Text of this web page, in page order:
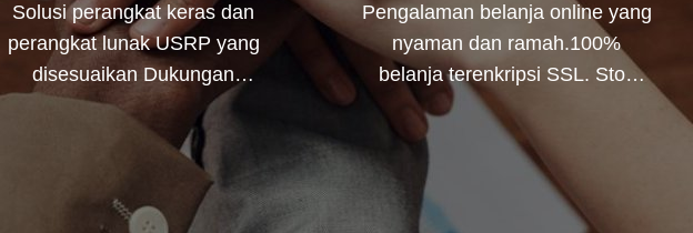
Solusi perangkat keras dan
perangkat lunak USRP yang
disesuaikan Dukungan
manajemen proyek siklus penuh
Pengalaman belanja online yang
nyaman dan ramah.100%
belanja terenkripsi SSL. Stok
yang memadai, metode
pengiriman yang tepat waktu
dan efisien